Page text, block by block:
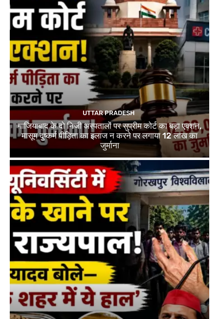
UTTAR PRADESH
गाजियाबाद के दो निजी अस्पतालों पर सुप्रीम कोर्ट का बड़ा एक्शन,
मासूम दुष्कर्म पीड़िता का इलाज न करने पर लगाया 12 लाख का
जुर्माना